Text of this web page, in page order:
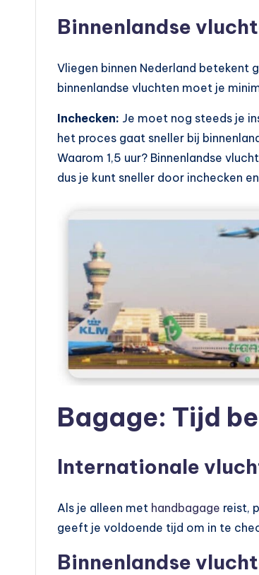
Binnenlandse
Vliegen binnen Nederland betekent
binnenlandse vluchten moet je
Inchecken: Je moet nog steeds je
het proces gaat sneller bij
Waarom 1,5 uur? Binnenlandse
dus je kunt sneller door inchecken
Bagage: Tijd
Internationale
Als je alleen met handbagage reist,
geeft je voldoende tijd om in te
Binnenlandse